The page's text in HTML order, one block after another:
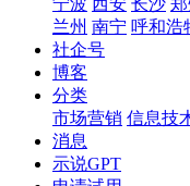
兰州 南宁 呼和浩
社企号
博客
分类
市场营销 信息技
消息
示说GPT